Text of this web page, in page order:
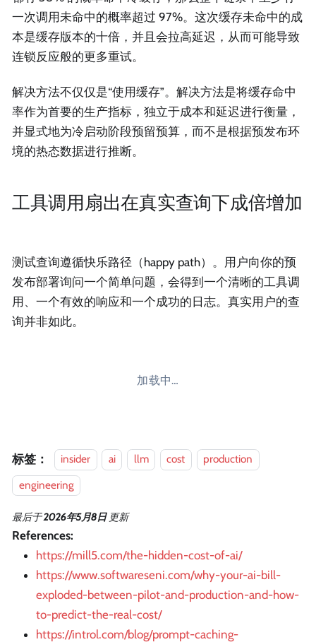
一次调用未命中的概率超过 97%。这次缓存未命中的成
本是缓存版本的十倍，并且会拉高延迟，从而可能导致
连锁反应般的更多重试。
解决方法不仅仅是“使用缓存”。解决方法是将缓存命中
率作为首要的生产指标，独立于成本和延迟进行衡量，
并显式地为冷启动阶段预留预算，而不是根据预发布环
境的热态数据进行推断。
工具调用扇出在真实查询下成倍增加
测试查询遵循快乐路径（happy path）。用户向你的预
发布部署询问一个简单问题，会得到一个清晰的工具调
用、一个有效的响应和一个成功的日志。真实用户的查
询并非如此。
加载中…
标签： insider ai llm cost
production
engineering
最后于2026年5月8日 更新
References:
https://mill5.com/the-hidden-cost-of-ai/
https://www.softwareseni.com/why-your-ai-bill-
exploded-between-pilot-and-production-and-how-
to-predict-the-real-cost/
https://introl.com/blog/prompt-caching-